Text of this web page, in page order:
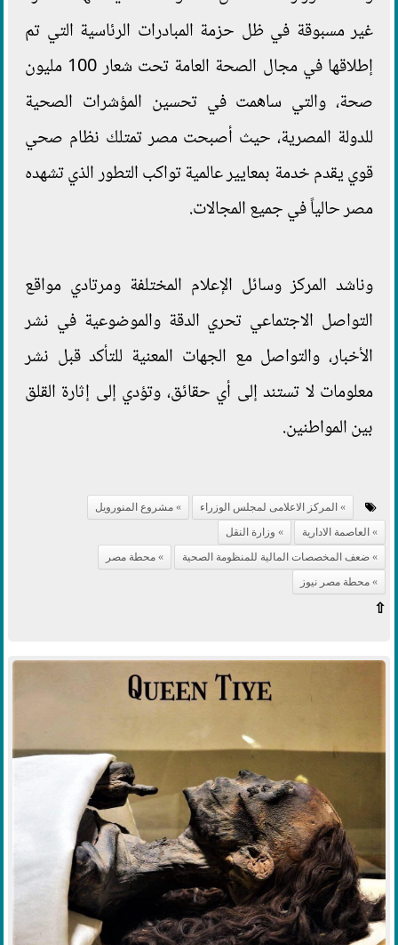
غير مسبوقة في ظل حزمة المبادرات الرئاسية التي تم
إطلاقها في مجال الصحة العامة تحت شعار 100 مليون
صحة، والتي ساهمت في تحسين المؤشرات الصحية
للدولة المصرية، حيث أصبحت مصر تمتلك نظام صحي
قوي يقدم خدمة بمعايير عالمية تواكب التطور الذي تشهده
مصر حالياً في جميع المجالات.
وناشد المركز وسائل الإعلام المختلفة ومرتادي مواقع
التواصل الاجتماعي تحري الدقة والموضوعية ‏في نشر
الأخبار، والتواصل مع الجهات المعنية للتأكد قبل نشر
‏معلومات لا تستند إلى أي حقائق، وتؤدي إلى إثارة القلق
بين المواطنين.
المركز الاعلامى لمجلس الوزراء
مشروع المنورويل
العاصمة الادارية
وزارة النقل
ضعف المخصصات المالية للمنظومة الصحية
محطة مصر
محطة مصر نيوز
⇧